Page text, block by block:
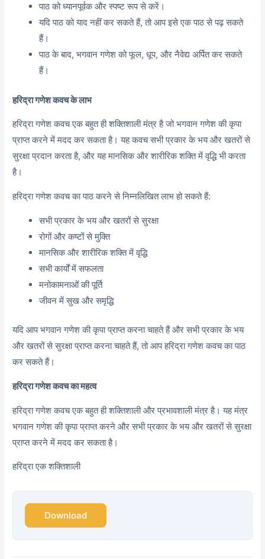
पाठ को ध्यानपूर्वक और स्पष्ट रूप से करें।
यदि पाठ को याद नहीं कर सकते हैं, तो आप इसे एक पाठ से पढ़ सकते
हैं।
पाठ के बाद, भगवान गणेश को फूल, धूप, और नैवेद्य अर्पित कर सकते
हैं।
हरिद्रा गणेश कवच के लाभ
हरिद्रा गणेश कवच एक बहुत ही शक्तिशाली मंत्र है जो भगवान गणेश की कृपा
प्राप्त करने में मदद कर सकता है। यह कवच सभी प्रकार के भय और खतरों से
सुरक्षा प्रदान करता है, और यह मानसिक और शारीरिक शक्ति में वृद्धि भी करता
है।
हरिद्रा गणेश कवच का पाठ करने से निम्नलिखित लाभ हो सकते हैं:
सभी प्रकार के भय और खतरों से सुरक्षा
रोगों और कष्टों से मुक्ति
मानसिक और शारीरिक शक्ति में वृद्धि
सभी कार्यों में सफलता
मनोकामनाओं की पूर्ति
जीवन में सुख और समृद्धि
यदि आप भगवान गणेश की कृपा प्राप्त करना चाहते हैं और सभी प्रकार के भय
और खतरों से सुरक्षा प्राप्त करना चाहते हैं, तो आप हरिद्रा गणेश कवच का पाठ
कर सकते हैं।
हरिद्रा गणेश कवच का महत्व
हरिद्रा गणेश कवच एक बहुत ही शक्तिशाली और प्रभावशाली मंत्र है। यह मंत्र
भगवान गणेश की कृपा प्राप्त करने और सभी प्रकार के भय और खतरों से सुरक्षा
प्राप्त करने में मदद कर सकता है।
हरिद्रा एक शक्तिशाली
Download